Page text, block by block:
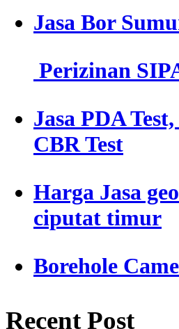
Jasa Bor
Perizinan
Jasa PDA
CBR Test
Harga Jasa
ciputat timur
Borehole
Recent Post